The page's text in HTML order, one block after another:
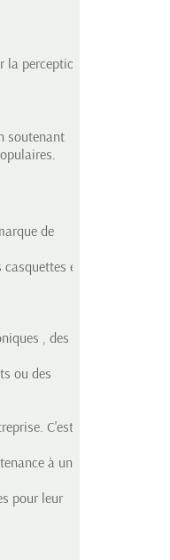
perception
soutenant
de
et
, des
ou des
C'est
à une
pour leur